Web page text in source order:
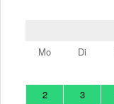
Mo
Di
2
3